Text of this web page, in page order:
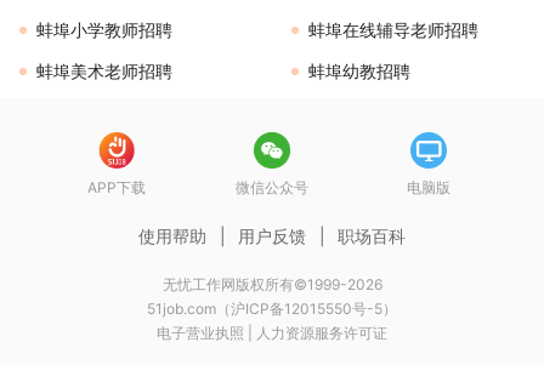
蚌埠小学教师招聘
蚌埠在线辅导老师招聘
蚌埠美术老师招聘
蚌埠幼教招聘
APP下载 微信公众号 电脑版
使用帮助 用户反馈 职场百科
无忧工作网版权所有©1999-2026
51job.com（沪ICP备12015550号-5）
电子营业执照
人力资源服务许可证